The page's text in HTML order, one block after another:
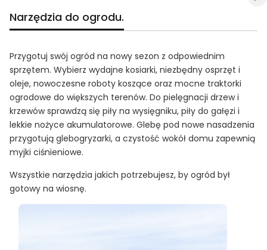
Narzędzia do ogrodu.
Przygotuj swój ogród na nowy sezon z odpowiednim
sprzętem. Wybierz wydajne kosiarki, niezbędny osprzęt i
oleje, nowoczesne roboty koszące oraz mocne traktorki
ogrodowe do większych terenów. Do pielęgnacji drzew i
krzewów sprawdzą się piły na wysięgniku, piły do gałęzi i
lekkie nożyce akumulatorowe. Glebę pod nowe nasadzenia
przygotują glebogryzarki, a czystość wokół domu zapewnią
myjki ciśnieniowe.
Wszystkie narzędzia jakich potrzebujesz, by ogród był
gotowy na wiosnę.